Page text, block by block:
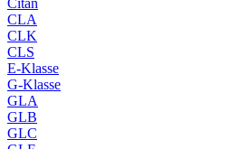
Citan
CLA
CLK
CLS
E-Klasse
G-Klasse
GLA
GLB
GLC